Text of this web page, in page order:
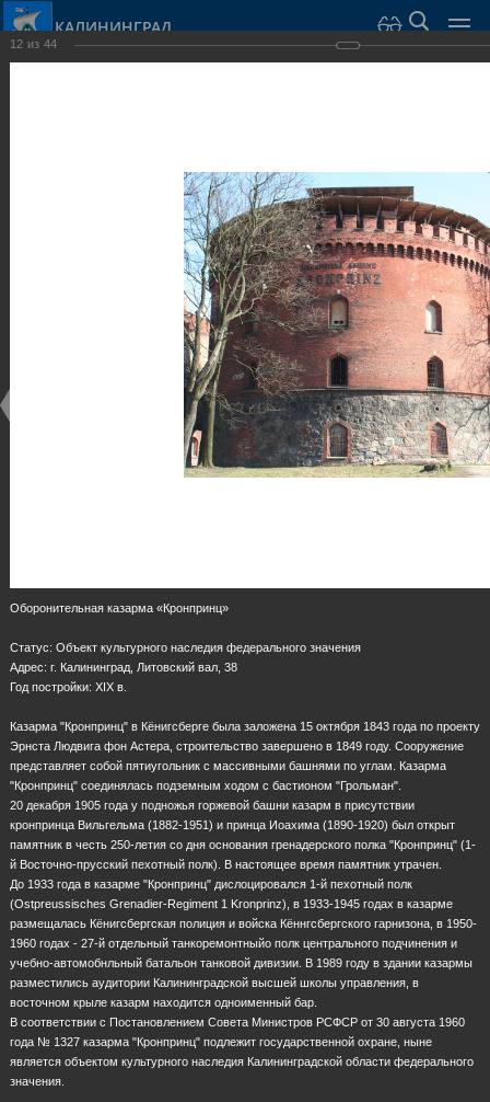
КАЛИНИНГРАД
Оборонительные сооружения и городские ворота
12 из 44
Оборонительная казарма «Кронпринц»
Статус: Объект культурного наследия федерального значения
Адрес: г. Калининград, Литовский вал, 38
Год постройки: XIX в.
Казарма "Кронпринц" в Кёнигсберге была заложена 15 октября 1843 года по проекту
Эрнста Людвига фон Астера, строительство завершено в 1849 году. Сооружение
представляет собой пятиугольник с массивными башнями по углам. Казарма
"Кронпринц" соединялась подземным ходом с бастионом "Грольман".
20 декабря 1905 года у подножья горжевой башни казарм в присутствии
кронпринца Вильгельма (1882-1951) и принца Иоахима (1890-1920) был открыт
памятник в честь 250-летия со дня основания гренадерского полка "Кронпринц" (1-
й Восточно-прусский пехотный полк). В настоящее время памятник утрачен.
До 1933 года в казарме "Кронпринц" дислоцировался 1-й пехотный полк
(Ostpreussisches Grenadier-Regiment 1 Kronprinz), в 1933-1945 годах в казарме
размещалась Кёнигсбергская полиция и войска Кённгсбергского гарнизона, в 1950-
1960 годах - 27-й отдельный танкоремонтныйо полк центрального подчинения и
учебно-автомобнльный батальон танковой дивизии. В 1989 году в здании казармы
разместились аудитории Калининградской высшей школы управления, в
восточном крыле казарм находится одноименный бар.
В соответствии с Постановлением Совета Министров РСФСР от 30 августа 1960
года № 1327 казарма "Кронпринц" подлежит государственной охране, ныне
является объектом культурного наследия Калининградской области федерального
значения.